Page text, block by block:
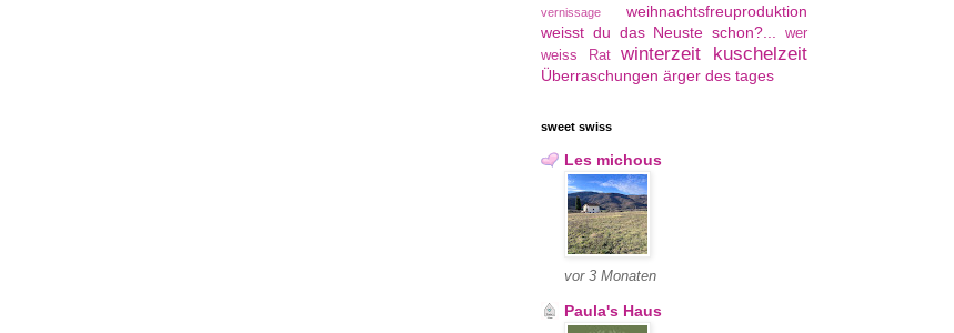
vernissage
weihnachtsfreuproduktion
weisst du das Neuste schon?...
wer
weiss Rat
winterzeit kuschelzeit
Überraschungen ärger des tages
sweet swiss
Les michous
vor 3 Monaten
Paula's Haus